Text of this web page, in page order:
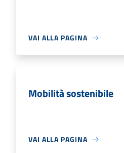
VAI ALLA PAGINA
Mobilità sostenibile
VAI ALLA PAGINA